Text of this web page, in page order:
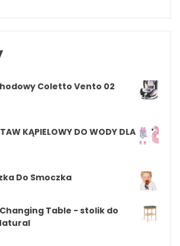
Coletto Vento 02
KĄPIELOWY DO WODY DLA
Do Smoczka
Table - stolik do